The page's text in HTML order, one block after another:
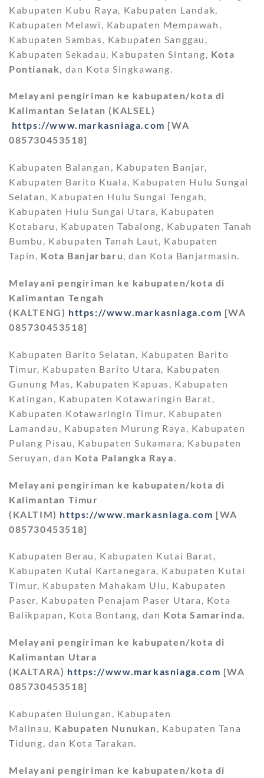
Kabupaten Kubu Raya, Kabupaten Landak,
Kabupaten Melawi, Kabupaten Mempawah,
Kabupaten Sambas, Kabupaten Sanggau,
Kabupaten Sekadau, Kabupaten Sintang, Kota
Pontianak
, dan Kota Singkawang.
Melayani pengiriman ke kabupaten/kota di
Kalimantan Selatan (KALSEL)
https://www.markasniaga.com [WA
085730453518]
Kabupaten Balangan, Kabupaten Banjar,
Kabupaten Barito Kuala, Kabupaten Hulu Sungai
Selatan, Kabupaten Hulu Sungai Tengah,
Kabupaten Hulu Sungai Utara, Kabupaten
Kotabaru, Kabupaten Tabalong, Kabupaten Tanah
Bumbu, Kabupaten Tanah Laut, Kabupaten
Tapin, Kota Banjarbaru, dan Kota Banjarmasin.
Melayani pengiriman ke kabupaten/kota di
Kalimantan Tengah
(KALTENG) https://www.markasniaga.com [WA
085730453518]
Kabupaten Barito Selatan, Kabupaten Barito
Timur, Kabupaten Barito Utara, Kabupaten
Gunung Mas, Kabupaten Kapuas, Kabupaten
Katingan, Kabupaten Kotawaringin Barat,
Kabupaten Kotawaringin Timur, Kabupaten
Lamandau, Kabupaten Murung Raya, Kabupaten
Pulang Pisau, Kabupaten Sukamara, Kabupaten
Seruyan, dan Kota Palangka Raya
Melayani pengiriman ke kabupaten/kota di
Kalimantan Timur
(KALTIM) https://www.markasniaga.com [WA
085730453518]
Kabupaten Berau, Kabupaten Kutai Barat,
Kabupaten Kutai Kartanegara, Kabupaten Kutai
Timur, Kabupaten Mahakam Ulu, Kabupaten
Paser, Kabupaten Penajam Paser Utara, Kota
Balikpapan, Kota Bontang, dan Kota Samarinda.
Melayani pengiriman ke kabupaten/kota di
Kalimantan Utara
(KALTARA) https://www.markasniaga.com [WA
085730453518]
Kabupaten Bulungan, Kabupaten
Malinau, Kabupaten Nunukan, Kabupaten Tana
Tidung, dan Kota Tarakan.
Melayani pengiriman ke kabupaten/kota di